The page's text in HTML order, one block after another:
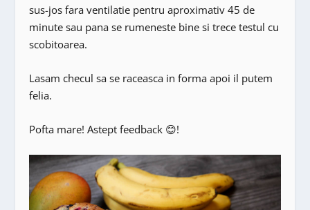
sus-jos fara ventilatie pentru aproximativ 45 de
minute sau pana se rumeneste bine si trece testul cu
scobitoarea.
Lasam checul sa se raceasca in forma apoi il putem
felia.
Pofta mare! Astept feedback 😊!